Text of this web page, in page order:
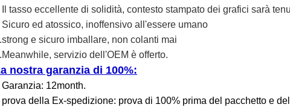
Il tasso eccellente di solidità, contesto stampato dei grafici sarà
Sicuro ed atossico, inoffensivo all'essere umano
e sicuro imballare, non colanti mai
servizio dell'OEM è offerto.
nostra garanzia di 100%:
Garanzia: 12month.
prova della Ex-spedizione: prova di 100% prima del pacchetto e